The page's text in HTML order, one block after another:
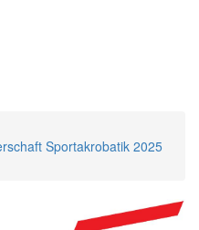
Sportakrobatik 2025